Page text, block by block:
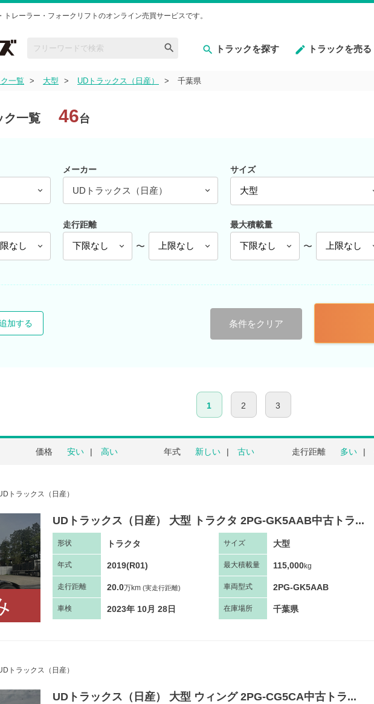
トレーラー・フォークリフトのオンライン売買サービスです。
トラックを探す トラックを売る
一覧 大型 UDトラックス（日産） 千葉県
ク一覧 46台
メーカー
UDトラックス（日産）
サイズ
走行距離
〜
最大積載量
〜
加する 条件をクリア
1 2 3
価格 安い 高い 年式 新しい 古い 走行距離 多い
トラックス（日産）
UDトラックス（日産） 大型 トラクタ 2PG-GK5AAB中古トラ...
形状 トラクタ サイズ 大型
年式 2019(R01) 最大積載量 115,000kg
走行距離 20.0万km (実走行距離) 車両型式 2PG-GK5AAB
車検 2023年 10月 28日 在庫場所 千葉県
トラックス（日産）
UDトラックス（日産） 大型 ウィング 2PG-CG5CA中古トラ...